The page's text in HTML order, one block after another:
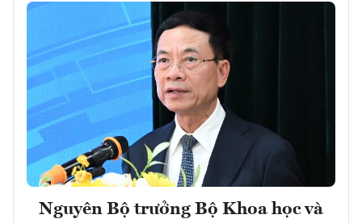
Nguyên Bộ trưởng Bộ Khoa học và